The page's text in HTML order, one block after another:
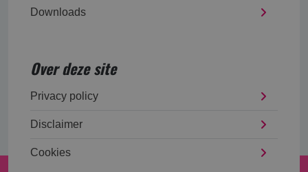
Downloads
Over deze site
Privacy policy
Disclaimer
Cookies